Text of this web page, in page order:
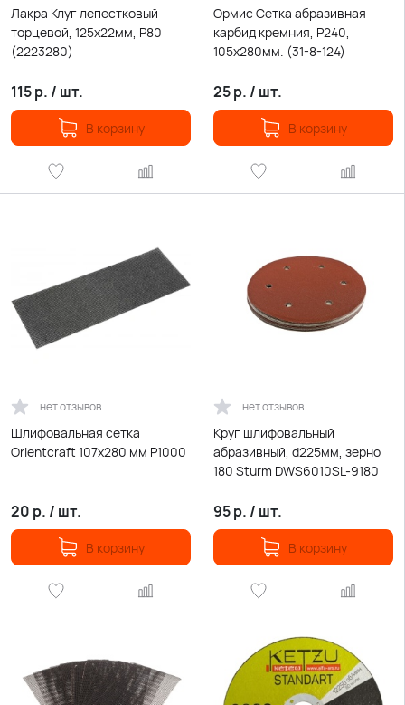
Лакра Клуг лепестковый
торцевой, 125х22мм, Р80
(2223280)
115р. / шт.
В корзину
Ормис Сетка абразивная
карбид кремния, Р240,
105х280мм. (31-8-124)
25р. / шт.
В корзину
нет отзывов
Шлифовальная сетка
Orientcraft 107х280 мм Р1000
20 р. / шт.
В корзину
нет отзывов
Круг шлифовальный
абразивный, d225мм, зерно
180 Sturm DWS6010SL-9180
95р. / шт.
В корзину